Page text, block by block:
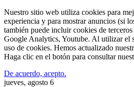
Nuestro sitio web utiliza cookies para
experiencia y para mostrar anuncios (si
también puede incluir cookies de
Google Analytics, Youtube. Al utilizar el
uso de cookies. Hemos actualizado
Haga clic en el botón para consultar
De acuerdo, acepto.
jueves, agosto 6